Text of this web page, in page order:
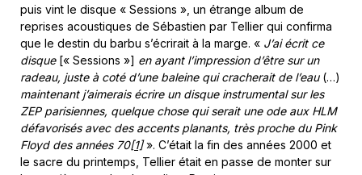
puis vint le disque « Sessions », un étrange album de
reprises acoustiques de Sébastien par Tellier qui confirma
que le destin du barbu s’écrirait à la marge. « J’ai écrit ce
disque[« Sessions »] en ayant l’impression d’être sur un
radeau, juste à coté d’une baleine qui cracherait de l’eau(…)
maintenant j’aimerais écrire un disque instrumental sur les
ZEP parisiennes, quelque chose qui serait une ode aux HLM
défavorisés avec des accents planants, très proche du Pink
Floyd des années 70[1] ». C’était la fin des années 2000 et
le sacre du printemps, Tellier était en passe de monter sur